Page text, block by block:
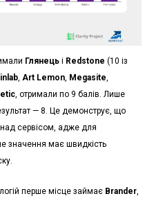
Глянецьі Redstone (10 із
, Art Lemon, Megasite,
, отримали по 9 балів. Лише
— 8. Це демонструє, що
над сервісом, адже для
значення має швидкість
перше місце займає Brander,